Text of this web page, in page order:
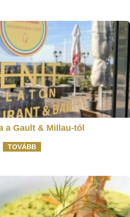
a Gault & Millau-tól
TOVÁBB